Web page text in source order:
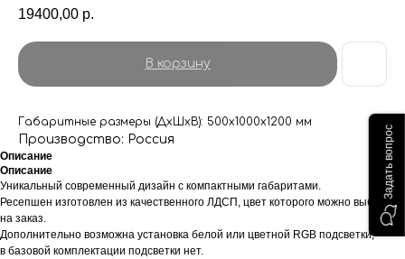
19400,00 р.
В корзину
Габаритные размеры (ДхШхВ): 500х1000х1200 мм
Производство: Россия
Описание
Описание
Уникальный современный дизайн с компактными габаритами.
Ресепшен изготовлен из качественного ЛДСП, цвет которого можно выбрать
на заказ.
Дополнительно возможна установка белой или цветной RGB подсветки,
в базовой комплектации подсветки нет.
Задать вопрос